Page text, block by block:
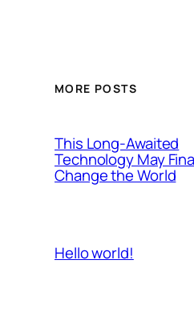
MORE POSTS
This Long-Awaited
Technology May
Change the World
Hello world!